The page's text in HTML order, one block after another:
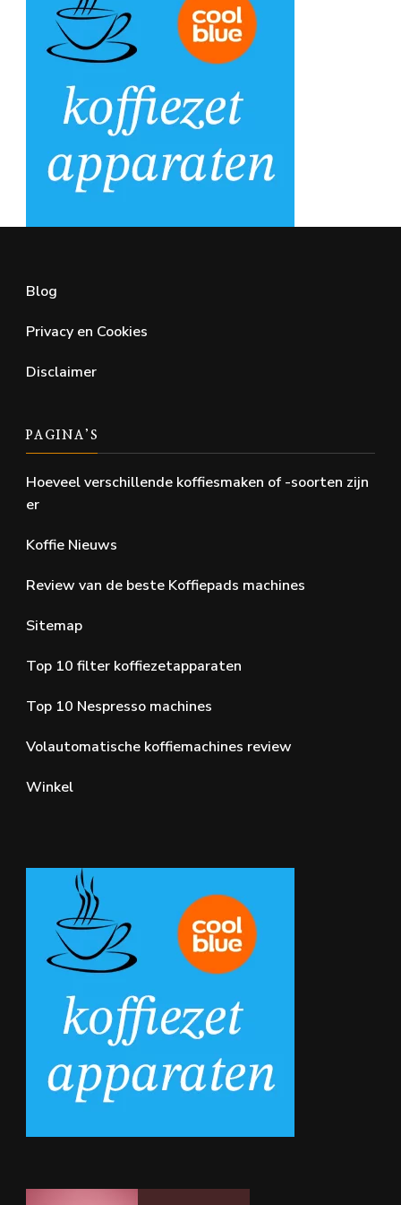
Blog
Privacy en Cookies
Disclaimer
PAGINA’S
Hoeveel verschillende koffiesmaken of -soorten zijn
er
Koffie Nieuws
Review van de beste Koffiepads machines
Sitemap
Top 10 filter koffiezetapparaten
Top 10 Nespresso machines
Volautomatische koffiemachines review
Winkel